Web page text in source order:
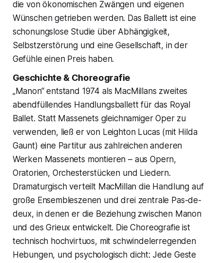
die von ökonomischen Zwängen und eigenen
Wünschen getrieben werden. Das Ballett ist eine
schonungslose Studie über Abhängigkeit,
Selbstzerstörung und eine Gesellschaft, in der
Gefühle einen Preis haben.
Geschichte & Choreografie
„Manon“ entstand 1974 als MacMillans zweites
abendfüllendes Handlungsballett für das Royal
Ballet. Statt Massenets gleichnamiger Oper zu
verwenden, ließ er von Leighton Lucas (mit Hilda
Gaunt) eine Partitur aus zahlreichen anderen
Werken Massenets montieren – aus Opern,
Oratorien, Orchesterstücken und Liedern.
Dramaturgisch verteilt MacMillan die Handlung auf
große Ensembleszenen und drei zentrale Pas-de-
deux, in denen er die Beziehung zwischen Manon
und des Grieux entwickelt. Die Choreografie ist
technisch hochvirtuos, mit schwindelerregenden
Hebungen, und psychologisch dicht: Jede Geste